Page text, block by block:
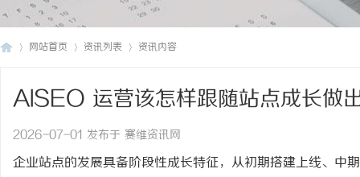
网站首页 资讯列表 资讯内容
AISEO 运营该怎样跟随站点成长做
思路
2026-07-01 发布于 赛维资讯网
企业站点的发展具备阶段性成长特征，从初期搭建上线、中